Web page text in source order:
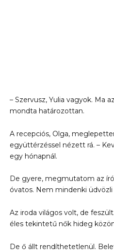
– Szervusz, Yulia vagyok. Ma
mondta határozottan.
A recepciós, Olga,
együttérzéssel nézett rá. –
egy hónapnál.
De gyere, megmutatom az
óvatos. Nem mindenki üdvözli
Az iroda világos volt, de
éles tekintetű nők hideg
De ő állt rendíthetetlenül.